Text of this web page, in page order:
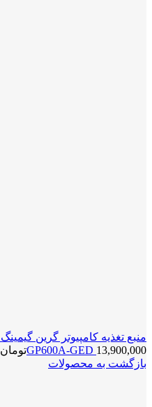
GP600A-GED 13,900,000
تومان
بازگشت به محصولات